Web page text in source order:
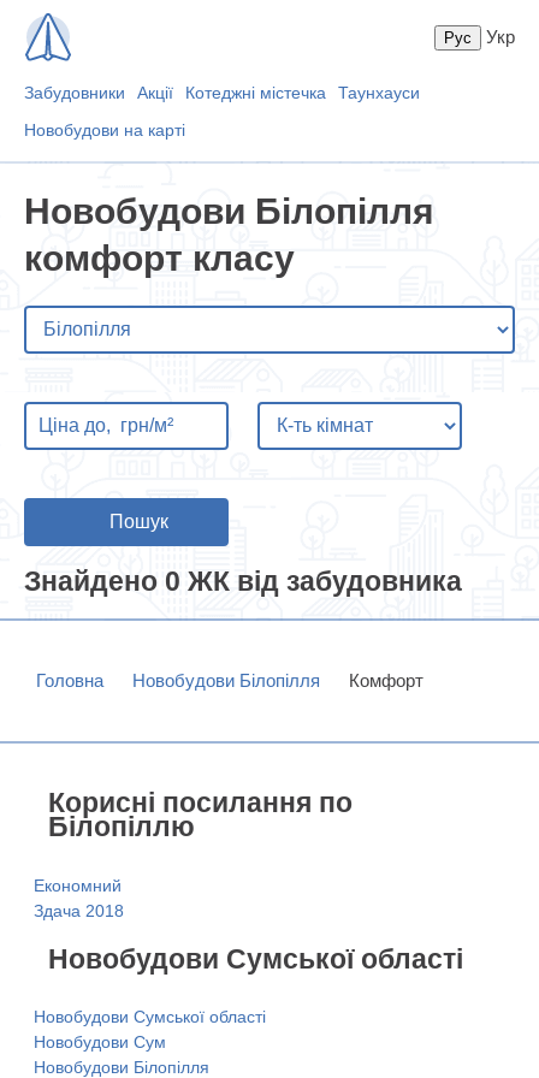
Забудовники Акції Котеджні містечка
Таунхауси
Новобудови на карті
Укр
Новобудови Білопілля
комфорт класу
Пошук
Знайдено 0 ЖК від забудовника
Головна Новобудови Білопілля Комфорт
Корисні посилання по
Білопіллю
Економний
Здача 2018
Новобудови Сумської області
Новобудови Сумської області
Новобудови Сум
Новобудови Білопілля